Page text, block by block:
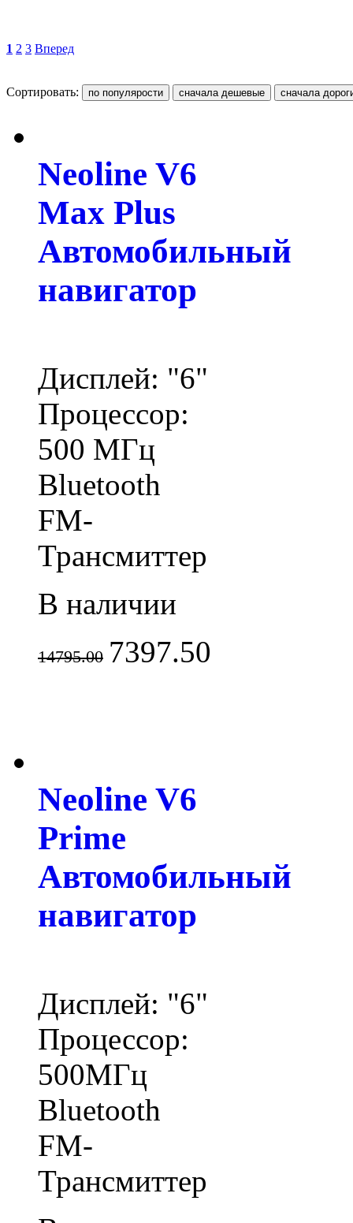
1 2 3 Вперед
Сортировать:
Neoline V6
Max Plus
Автомобильный
навигатор
Дисплей: "6"
Процессор:
500 МГц
Bluetooth
FM-
Трансмиттер
В наличии
14795.00 7397.50
Neoline V6
Prime
Автомобильный
навигатор
Дисплей: "6"
Процессор:
500МГц
Bluetooth
FM-
Трансмиттер